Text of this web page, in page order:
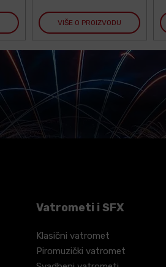
VIŠE O PROIZVODU
Vatrometi i SFX
Klasični vatromet
Piromuzički vatromet